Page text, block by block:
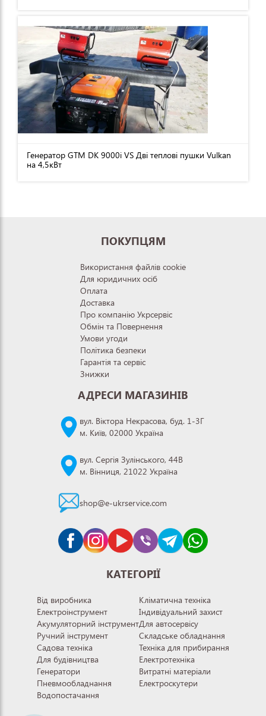
Генератор GTM DK 9000i VS Дві теплові пушки Vulkan
на 4,5кВт
ПОКУПЦЯМ
Використання файлів cookie
Для юридичних осіб
Оплата
Доставка
Про компанію Укрсервіс
Обмін та Повернення
Умови угоди
Політика безпеки
Гарантія та сервіс
Знижки
АДРЕСИ МАГАЗИНІВ
вул. Віктора Некрасова, буд. 1-3Г
м. Київ, 02000 Україна
вул. Сергія Зулінського, 44В
м. Вінниця, 21022 Україна
shop@e-ukrservice.com
КАТЕГОРІЇ
Від виробника
Електроінструмент
Акумуляторний інструмент
Ручний інструмент
Садова техніка
Для будівництва
Генератори
Пневмообладнання
Водопостачання
Кліматична техніка
Індивідуальний захист
Для автосервісу
Складське обладнання
Техніка для прибирання
Електротехніка
Витратні матеріали
Електроскутери